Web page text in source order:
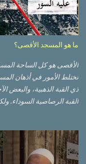
ما هو المسجد الأقصى؟
الأقصى هو كل الساحة
تختلط الأمور في أذهان
ذي القبة الذهبية، والبعض
القبة الرصاصية السوداء.
تلة في الزاوية الجنوبية
القديمة) والتي تقع في